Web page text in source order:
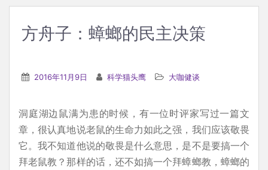
方舟子：蟑螂的民主决策
2016年11月9日 科学猫头鹰 大咖健谈
洞庭湖边鼠满为患的时候，有一位时评家写过一篇文
章，很认真地说老鼠的生命力如此之强，我们应该敬畏
它。我不知道他说的敬畏是什么意思，是不是要搞一个
拜老鼠教？那样的话，还不如搞一个拜蟑螂教，蟑螂的